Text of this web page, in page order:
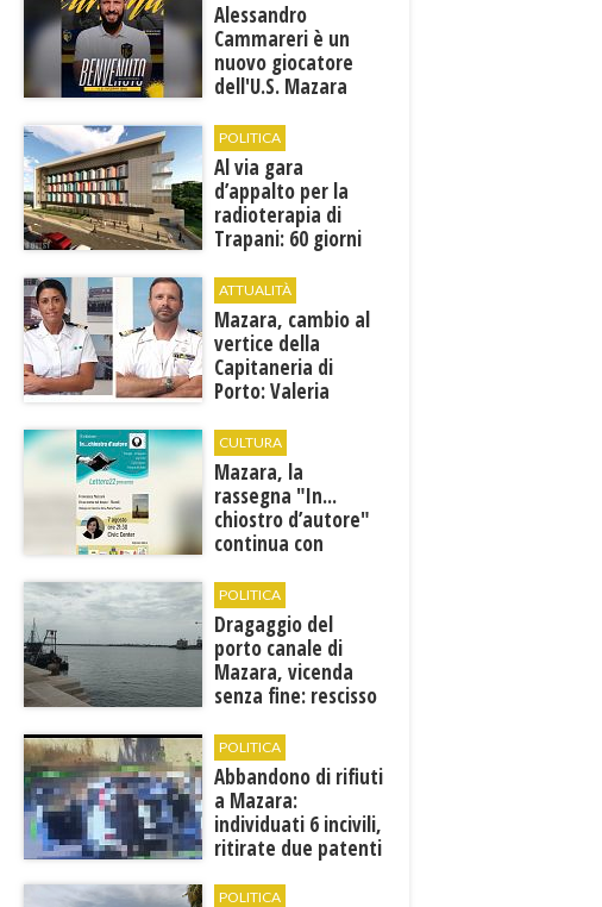
Alessandro
Cammareri è un
nuovo giocatore
dell'U.S. Mazara
POLITICA
Al via gara
d’appalto per la
radioterapia di
Trapani: 60 giorni
offerte
ATTUALITÀ
Mazara, cambio al
vertice della
Capitaneria di
Porto: Valeria
vicecomandante
CULTURA
Mazara, la
rassegna "In...
chiostro d’autore"
continua con
POLITICA
Dragaggio del
porto canale di
Mazara, vicenda
senza fine: rescisso
POLITICA
Abbandono di rifiuti
a Mazara:
individuati 6 incivili,
ritirate due patenti
POLITICA